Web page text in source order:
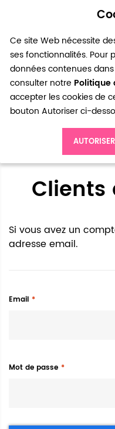
Ce site Web nécessite
ses fonctionnalités. Pour
données contenues
consulter notre Politique
accepter les cookies de
bouton Autoriser ci-
0
Clients
Si vous avez un
adresse email.
Email
Mot de passe